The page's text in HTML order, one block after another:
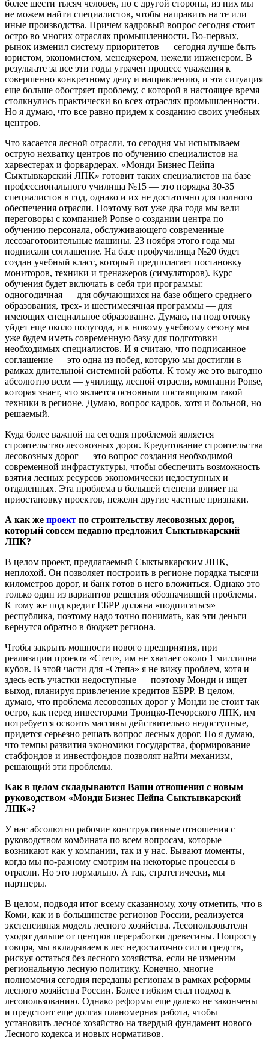
более шести тысяч человек, но с другой стороны, из них мы
не можем найти специалистов, чтобы направить на те или
иные производства. Причем кадровый вопрос сегодня стоит
остро во многих отраслях промышленности. Во-первых,
рынок изменил систему приоритетов — сегодня лучше быть
юристом, экономистом, менеджером, нежели инженером. В
результате за все эти годы утрачен процесс уважения к
совершенно конкретному делу и направлению, и эта ситуация
еще больше обостряет проблему, с которой в настоящее время
столкнулись практически во всех отраслях промышленности.
Но я думаю, что все равно придем к созданию своих учебных
центров.
Что касается лесной отрасли, то сегодня мы испытываем
острую нехватку центров по обучению специалистов на
харвестерах и форвардерах. «Монди Бизнес Пейпа
Сыктывкарский ЛПК» готовит таких специалистов на базе
профессионального училища №15 — это порядка 30-35
специалистов в год, однако и их не достаточно для полного
обеспечения отрасли. Поэтому вот уже два года мы вели
переговоры с компанией Ponse о создании центра по
обучению персонала, обслуживающего современные
лесозаготовительные машины. 23 ноября этого года мы
подписали соглашение. На базе профучилища №20 будет
создан учебный класс, который предполагает постановку
мониторов, техники и тренажеров (симуляторов). Курс
обучения будет включать в себя три программы:
одногодичная — для обучающихся на базе общего среднего
образования, трех- и шестимесячная программы — для
имеющих специальное образование. Думаю, на подготовку
уйдет еще около полугода, и к новому учебному сезону мы
уже будем иметь современную базу для подготовки
необходимых специалистов. И я считаю, что подписанное
соглашение — это одна из побед, которую мы достигли в
рамках длительной системной работы. К тому же это выгодно
абсолютно всем — училищу, лесной отрасли, компании Ponse,
которая знает, что является основным поставщиком такой
техники в регионе. Думаю, вопрос кадров, хотя и больной, но
решаемый.
Куда более важной на сегодня проблемой является
строительство лесовозных дорог. Кредитование строительства
лесовозных дорог — это вопрос создания необходимой
современной инфрастуктуры, чтобы обеспечить возможность
взятия лесных ресурсов экономически недоступных и
отдаленных. Эта проблема в большей степени влияет на
приостановку проектов, нежели другие частные признаки.
А как же проект по строительству лесовозных дорог,
который совсем недавно предложил Сыктывкарский
ЛПК?
В целом проект, предлагаемый Сыктывкарским ЛПК,
неплохой. Он позволяет построить в регионе порядка тысячи
километров дорог, и банк готов в него вложиться. Однако это
только один из вариантов решения обозначившей проблемы.
К тому же под кредит ЕБРР должна «подписаться»
республика, поэтому надо точно понимать, как эти деньги
вернутся обратно в бюджет региона.
Чтобы закрыть мощности нового предприятия, при
реализации проекта «Степ», им не хватает около 1 миллиона
кубов. В этой части для «Степа» я не вижу проблем, хотя и
здесь есть участки недоступные — поэтому Монди и ищет
выход, планируя привлечение кредитов ЕБРР. В целом,
думаю, что проблема лесовозных дорог у Монди не стоит так
остро, как перед инвесторами Троицко-Печорского ЛПК, им
потребуется освоить массивы действительно недоступные,
придется серьезно решать вопрос лесных дорог. Но я думаю,
что темпы развития экономики государства, формирование
стабфондов и инвестфондов позволят найти механизм,
решающий эти проблемы.
Как в целом складываются Ваши отношения с новым
руководством «Монди Бизнес Пейпа Сыктывкарский
ЛПК»?
У нас абсолютно рабочие конструктивные отношения с
руководством комбината по всем вопросам, которые
возникают как у компании, так и у нас. Бывают моменты,
когда мы по-разному смотрим на некоторые процессы в
отрасли. Но это нормально. А так, стратегически, мы
партнеры.
В целом, подводя итог всему сказанному, хочу отметить, что в
Коми, как и в большинстве регионов России, реализуется
экстенсивная модель лесного хозяйства. Лесопользователи
уходят дальше от центров переработки древесины. Попросту
говоря, мы вкладываем в лес недостаточно сил и средств,
рискуя остаться без лесного хозяйства, если не изменим
региональную лесную политику. Конечно, многие
полномочия сегодня переданы регионам в рамках реформы
лесного хозяйства России. Более гибким стал подход к
лесопользованию. Однако реформы еще далеко не закончены
и предстоит еще долгая планомерная работа, чтобы
установить лесное хозяйство на твердый фундамент нового
Лесного кодекса и новых нормативов.